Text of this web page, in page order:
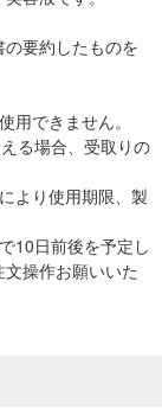
要約したものを
用できません。
る場合、受取りの
より使用期限、製
10日前後を予定し
操作お願いいた